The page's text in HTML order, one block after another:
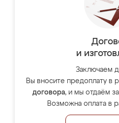
и
Заключаем
Вы вносите предоплату в
договора, и мы отдаём
Возможна оплата в